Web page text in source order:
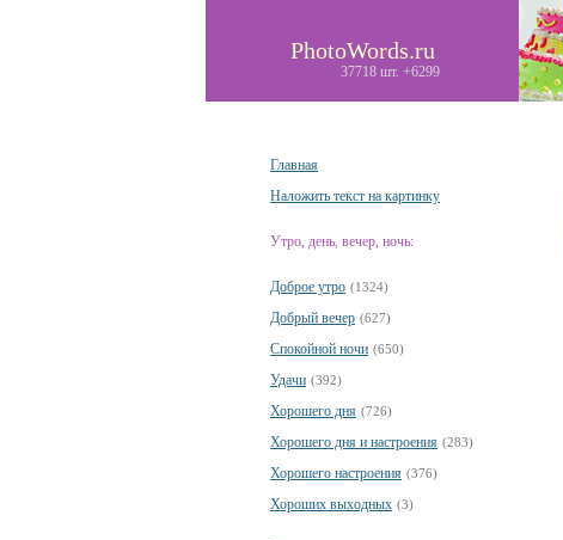
PhotoWords.ru
37718 шт. +6299
Главная
Наложить текст на картинку
Утро, день, вечер, ночь:
Доброе утро (1324)
Добрый вечер (627)
Спокойной ночи (650)
Удачи (392)
Хорошего дня (726)
Хорошего дня и настроения (283)
Хорошего настроения (376)
Хороших выходных (3)